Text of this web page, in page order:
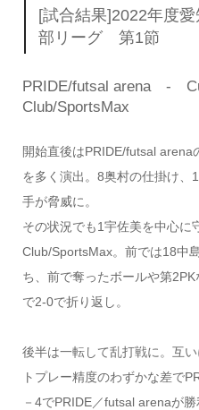
[試合結果]2022年度
部リーグ 第1節
PRIDE/futsal arena ‐
Club/SportsMax
開始直後はPRIDE/futsal arena
を多く演出。8奥村の仕掛け、
手が脅威に。
その状況でも1宇佐美を中心に
Club/SportsMax。前では18中
ち、前で奪ったボールや第
で2‐0で折り返し。
後半は一転して乱打戦に。互
トプレー精度のわずかな差で
－4でPRIDE／futsal arenaが勝